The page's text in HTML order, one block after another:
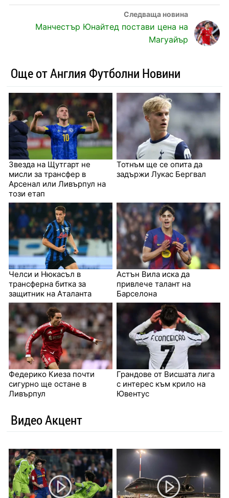
Манчестър Юнайтед постави цена на
Магуайър
Още от Англия Футболни Новини
Звезда на Щутгарт не
мисли за трансфер в
Арсенал или Ливърпул на
този етап
Тотнъм ще се опита да
задържи Лукас Бергвал
Челси и Нюкасъл в
трансферна битка за
защитник на Аталанта
Астън Вила иска да
привлече талант на
Барселона
Федерико Киеза почти
сигурно ще остане в
Ливърпул
Грандове от Висшата лига
с интерес към крило на
Ювентус
Видео Акцент